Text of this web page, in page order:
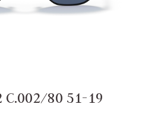
C.002/80 51-19